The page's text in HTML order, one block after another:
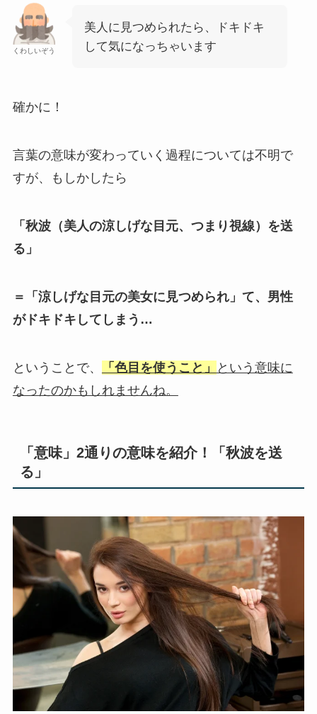
くわしいぞう
美人に見つめられたら、ドキドキ
して気になっちゃいます
確かに！
言葉の意味が変わっていく過程については不明で
すが、もしかしたら
「秋波（美人の涼しげな目元、つまり視線）を送
る」
＝「涼しげな目元の美女に見つめられ」て、男性
がドキドキしてしまう…
ということで、 「色目を使うこと」
という意味に
なったのかもしれませんね。
「意味」2通りの意味を紹介！「秋波を送
る」